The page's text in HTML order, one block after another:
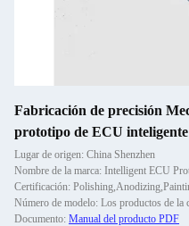
Fabricación de precisión
prototipo de ECU inteligente
Lugar de origen: China Shenzhen
Nombre de la marca: Intelligent ECU
Certificación:
Documento: Manual del producto PDF